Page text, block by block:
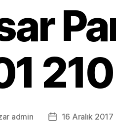
admin
Yazı16 Aralık 2017